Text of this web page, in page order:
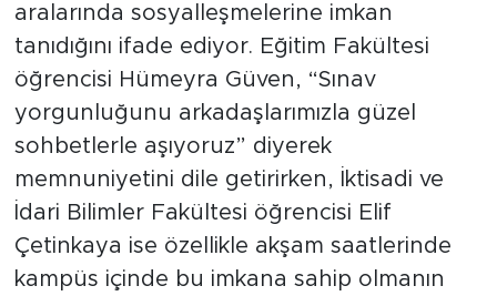
aralarında sosyalleşmelerine imkan
tanıdığını ifade ediyor. Eğitim Fakültesi
öğrencisi Hümeyra Güven, “Sınav
yorgunluğunu arkadaşlarımızla güzel
sohbetlerle aşıyoruz” diyerek
memnuniyetini dile getirirken, İktisadi ve
İdari Bilimler Fakültesi öğrencisi Elif
Çetinkaya ise özellikle akşam saatlerinde
kampüs içinde bu imkana sahip olmanın